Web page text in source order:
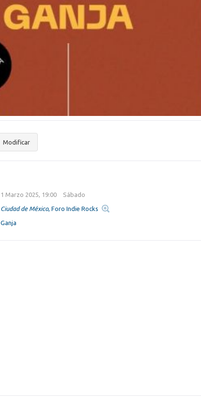
Modificar
1 Marzo 2025, 19:00 Sábado
Ciudad de México, Foro Indie Rocks
Ganja